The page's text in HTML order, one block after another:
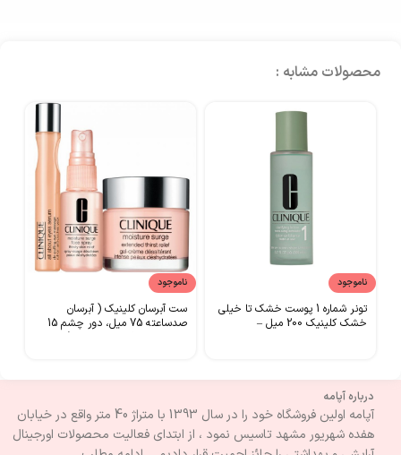
محصولات مشابه :
ناموجود
تونر شماره 1 پوست خشک تا خیلی
خشک کلینیک 200 میل –
ناموجود
ست آبرسان کلینیک ( آبرسان
صدساعته 75 میل، دور چشم 15
میل، اسپری آبرسان 30 میل) –
درباره آپامه
آپامه اولین فروشگاه خود را در سال 1393 با متراژ 40 متر واقع در خیابان
هفده شهریور مشهد تاسیس نمود ، از ابتدای فعالیت محصولات اورجینال